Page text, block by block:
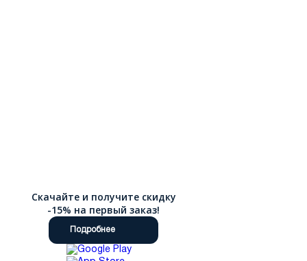
Скачайте и получите скидку
-15% на первый заказ!
Подробнее